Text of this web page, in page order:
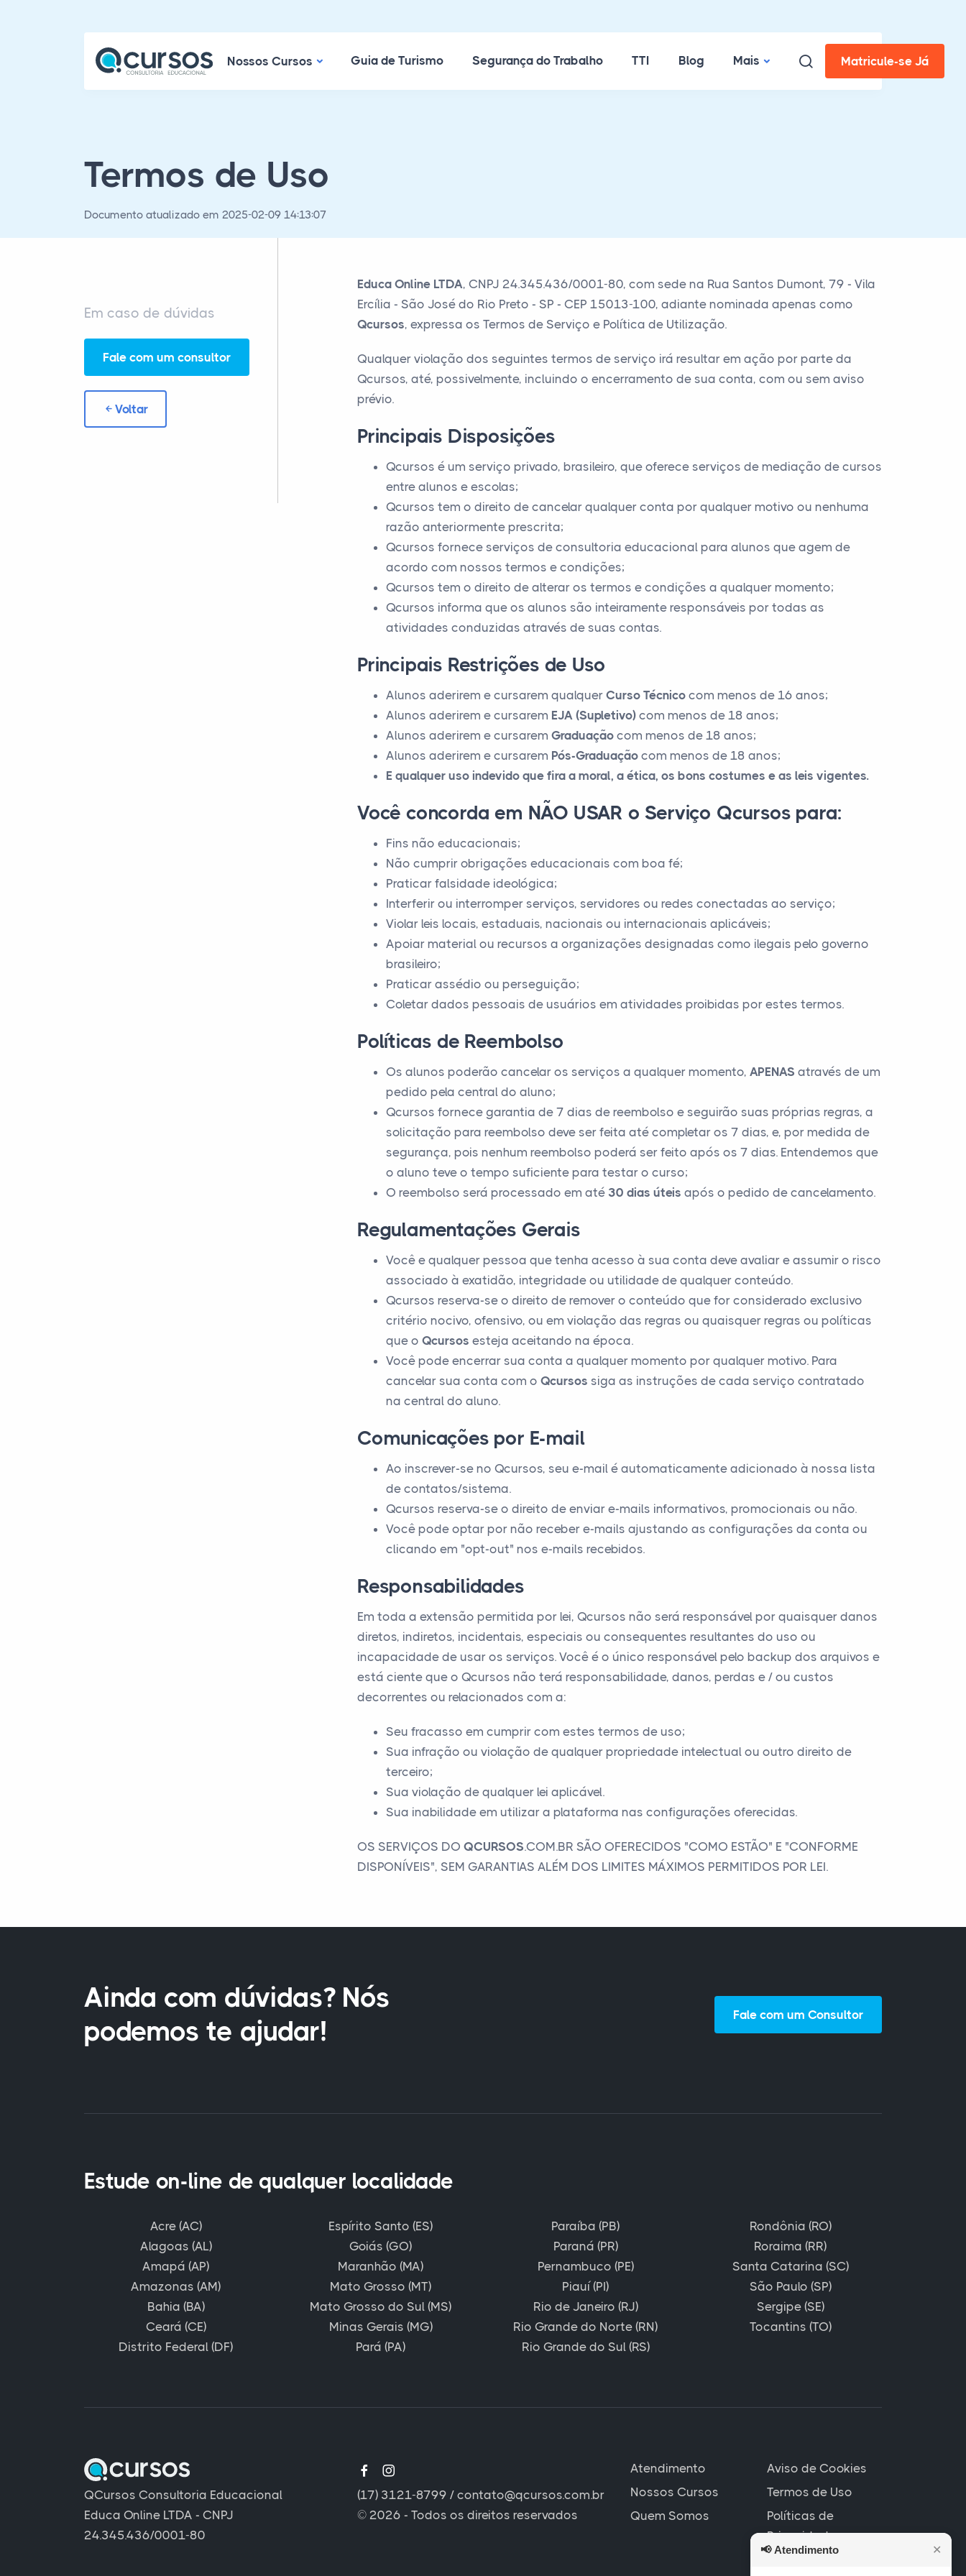
Nossos CursosNossos Cursos
Guia de Turismo Segurança do Trabalho TTI Blog Mais Matricule-se Já
Termos de Uso
Documento atualizado em 2025-02-09 14:13:07
Em caso de dúvidas
Fale com um consultor
Voltar
Educa Online LTDA, CNPJ 24.345.436/0001-80, com sede na Rua Santos Dumont, 79 - Vila
Ercília - São José do Rio Preto - SP - CEP 15013-100, adiante nominada apenas como
Qcursos, expressa os Termos de Serviço e Política de Utilização.
Qualquer violação dos seguintes termos de serviço irá resultar em ação por parte da
Qcursos, até, possivelmente, incluindo o encerramento de sua conta, com ou sem aviso
prévio.
Principais Disposições
Qcursos é um serviço privado, brasileiro, que oferece serviços de mediação de cursos
entre alunos e escolas;
Qcursos tem o direito de cancelar qualquer conta por qualquer motivo ou nenhuma
razão anteriormente prescrita;
Qcursos fornece serviços de consultoria educacional para alunos que agem de
acordo com nossos termos e condições;
Qcursos tem o direito de alterar os termos e condições a qualquer momento;
Qcursos informa que os alunos são inteiramente responsáveis por todas as
atividades conduzidas através de suas contas.
Principais Restrições de Uso
Alunos aderirem e cursarem qualquer Curso Técnico com menos de 16 anos;
Alunos aderirem e cursarem EJA (Supletivo) com menos de 18 anos;
Alunos aderirem e cursarem Graduação com menos de 18 anos;
Alunos aderirem e cursarem Pós-Graduação com menos de 18 anos;
E qualquer uso indevido que fira a moral, a ética, os bons costumes e as leis vigentes.
Você concorda em NÃO USAR o Serviço Qcursos para:
Fins não educacionais;
Não cumprir obrigações educacionais com boa fé;
Praticar falsidade ideológica;
Interferir ou interromper serviços, servidores ou redes conectadas ao serviço;
Violar leis locais, estaduais, nacionais ou internacionais aplicáveis;
Apoiar material ou recursos a organizações designadas como ilegais pelo governo
brasileiro;
Praticar assédio ou perseguição;
Coletar dados pessoais de usuários em atividades proibidas por estes termos.
Políticas de Reembolso
Os alunos poderão cancelar os serviços a qualquer momento, APENAS através de um
pedido pela central do aluno;
Qcursos fornece garantia de 7 dias de reembolso e seguirão suas próprias regras, a
solicitação para reembolso deve ser feita até completar os 7 dias, e, por medida de
segurança, pois nenhum reembolso poderá ser feito após os 7 dias. Entendemos que
o aluno teve o tempo suficiente para testar o curso;
O reembolso será processado em até 30 dias úteis após o pedido de cancelamento.
Regulamentações Gerais
Você e qualquer pessoa que tenha acesso à sua conta deve avaliar e assumir o risco
associado à exatidão, integridade ou utilidade de qualquer conteúdo.
Qcursos reserva-se o direito de remover o conteúdo que for considerado exclusivo
critério nocivo, ofensivo, ou em violação das regras ou quaisquer regras ou políticas
que o Qcursos esteja aceitando na época.
Você pode encerrar sua conta a qualquer momento por qualquer motivo. Para
cancelar sua conta com o Qcursos siga as instruções de cada serviço contratado
na central do aluno.
Comunicações por E-mail
Ao inscrever-se no Qcursos, seu e-mail é automaticamente adicionado à nossa lista
de contatos/sistema.
Qcursos reserva-se o direito de enviar e-mails informativos, promocionais ou não.
Você pode optar por não receber e-mails ajustando as configurações da conta ou
clicando em "opt-out" nos e-mails recebidos.
Responsabilidades
Em toda a extensão permitida por lei, Qcursos não será responsável por quaisquer danos
diretos, indiretos, incidentais, especiais ou consequentes resultantes do uso ou
incapacidade de usar os serviços. Você é o único responsável pelo backup dos arquivos e
está ciente que o Qcursos não terá responsabilidade, danos, perdas e / ou custos
decorrentes ou relacionados com a:
Seu fracasso em cumprir com estes termos de uso;
Sua infração ou violação de qualquer propriedade intelectual ou outro direito de
terceiro;
Sua violação de qualquer lei aplicável.
Sua inabilidade em utilizar a plataforma nas configurações oferecidas.
OS SERVIÇOS DO QCURSOS.COM.BR SÃO OFERECIDOS "COMO ESTÃO" E "CONFORME
DISPONÍVEIS", SEM GARANTIAS ALÉM DOS LIMITES MÁXIMOS PERMITIDOS POR LEI.
Ainda com dúvidas? Nós
podemos te ajudar!
Fale com um Consultor
Estude on-line de qualquer localidade
Acre (AC)
Alagoas (AL)
Amapá (AP)
Amazonas (AM)
Bahia (BA)
Ceará (CE)
Distrito Federal (DF)
Espírito Santo (ES)
Goiás (GO)
Maranhão (MA)
Mato Grosso (MT)
Mato Grosso do Sul (MS)
Minas Gerais (MG)
Pará (PA)
Paraíba (PB)
Paraná (PR)
Pernambuco (PE)
Piauí (PI)
Rio de Janeiro (RJ)
Rio Grande do Norte (RN)
Rio Grande do Sul (RS)
Rondônia (RO)
Roraima (RR)
Santa Catarina (SC)
São Paulo (SP)
Sergipe (SE)
Tocantins (TO)
QCursos Consultoria Educacional
Educa Online LTDA - CNPJ
24.345.436/0001-80
(17) 3121-8799 / contato@qcursos.com.br
© 2026 - Todos os direitos reservados
Atendimento
Nossos Cursos
Quem Somos
Aviso de Cookies
Termos de Uso
Políticas de
Privacidade
📢 Atendimento ✕